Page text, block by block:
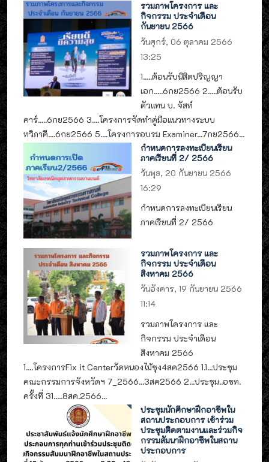
รวมภาพโครงการ และ
กิจกรรม ประจำเดือน
กันยายน 2566
วันศุกร์, 06 ตุลาคม 2566
13:25
1.....ต้อนรับนิสิตปริญญา
เอก.....6กย2566 2.....ต้อนรับ
ตัวแทน บ. จัสท์
คาร์.....6กย2566 3....โครงการจัดทำคู่มือแนวทางระบบ
ทวิภาคี....6กย2566 5....โครงการอบรม Examiner...7กย2566...
กำหนดการลงทะเบียนเรียน
ภาคเรียนที่ 2/ 2566
วันพุธ, 20 กันยายน 2566
16:29
กำหนดการลงทะเบียนเรียน
ภาคเรียนที่ 2/ 2566
รวมภาพโครงการ และ
กิจกรรม ประจำเดือน
สิงหาคม 2566
วันอังคาร, 19 กันยายน 2566
11:14
รวมภาพโครงการ และ
กิจกรรม ประจำเดือน
สิงหาคม 2566
1....โครงการFix it Centerวัดหนองไม้ซุง4สค2566 1.1...ประชุม
คณะกรรมการจังหวัดฯ 7_2566...3สค2566 2...ประชุม..อชท.
ครั้งที่ 31.....8สค.2566...
ประชุมนักศึกษาฝึกอาชีพใน
สถานประกอบการ เข้าร่วม
ประชุมติดตามงานและร่วมกิจ
กรรมสัมนาฝึกอาชีพในสถาน
ประกอบการ